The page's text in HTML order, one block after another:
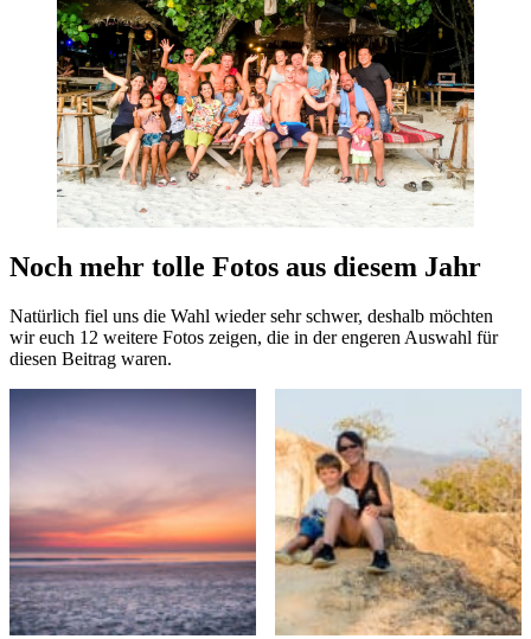
Noch mehr tolle Fotos aus diesem Jahr
Natürlich fiel uns die Wahl wieder sehr schwer, deshalb möchten
wir euch 12 weitere Fotos zeigen, die in der engeren Auswahl für
diesen Beitrag waren.